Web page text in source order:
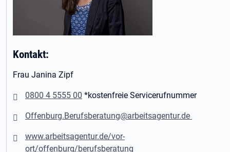
Kontakt:
Frau Janina Zipf
0800 4 5555 00 *kostenfreie Servicerufnummer
Offenburg.Berufsberatung@arbeitsagentur.de
www.arbeitsagentur.de/vor-
ort/offenburg/berufsberatung